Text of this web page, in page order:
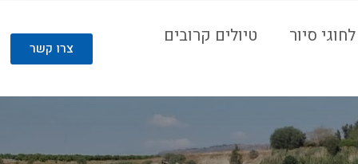
סיור טיולים קרובים
צרו קשר